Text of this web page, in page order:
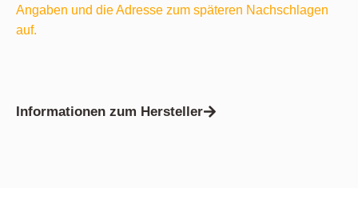
Angaben und die Adresse zum späteren Nachschlagen
auf.
Informationen zum Hersteller